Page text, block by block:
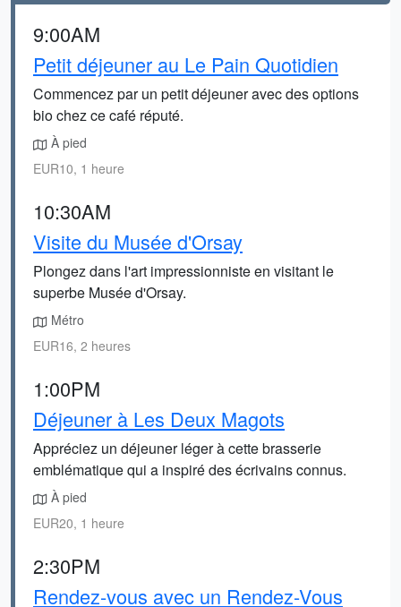
9:00AM
Petit déjeuner au Le Pain Quotidien
Commencez par un petit déjeuner avec des options
bio chez ce café réputé.
À pied
EUR10, 1 heure
10:30AM
Visite du Musée d'Orsay
Plongez dans l'art impressionniste en visitant le
superbe Musée d'Orsay.
Métro
EUR16, 2 heures
1:00PM
Déjeuner à Les Deux Magots
Appréciez un déjeuner léger à cette brasserie
emblématique qui a inspiré des écrivains connus.
À pied
EUR20, 1 heure
2:30PM
Rendez-vous avec un Rendez-Vous